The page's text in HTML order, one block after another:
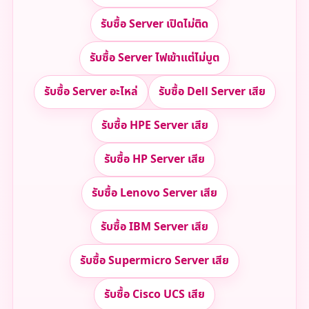
รับซื้อ Server เปิดไม่ติด
รับซื้อ Server ไฟเข้าแต่ไม่บูต
รับซื้อ Server อะไหล่ รับซื้อ Dell Server เสีย
รับซื้อ HPE Server เสีย
รับซื้อ HP Server เสีย
รับซื้อ Lenovo Server เสีย
รับซื้อ IBM Server เสีย
รับซื้อ Supermicro Server เสีย
รับซื้อ Cisco UCS เสีย